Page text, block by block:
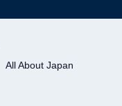
All About Japan